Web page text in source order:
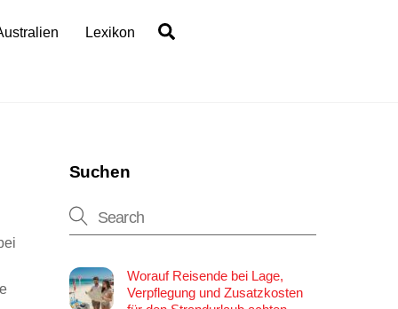
Lexikon
Suchen
Worauf Reisende bei Lage,
Verpflegung und Zusatzkosten